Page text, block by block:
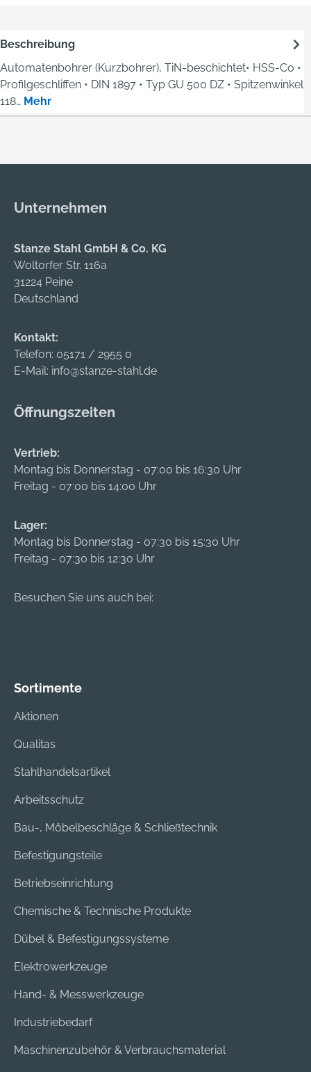
Beschreibung
Automatenbohrer (Kurzbohrer), TiN-beschichtet• HSS-Co •
Profilgeschliffen • DIN 1897 • Typ GU 500 DZ • Spitzenwinkel
118… Mehr
Unternehmen
Stanze Stahl GmbH & Co. KG
Woltorfer Str. 116a
31224 Peine
Deutschland
Kontakt:
Telefon: 05171 / 2955 0
E-Mail: info@stanze-stahl.de
Öffnungszeiten
Vertrieb:
Montag bis Donnerstag - 07:00 bis 16:30 Uhr
Freitag - 07:00 bis 14:00 Uhr
Lager:
Montag bis Donnerstag - 07:30 bis 15:30 Uhr
Freitag - 07:30 bis 12:30 Uhr
Besuchen Sie uns auch bei:
Sortimente
Aktionen
Qualitas
Stahlhandelsartikel
Arbeitsschutz
Bau-, Möbelbeschläge & Schließtechnik
Befestigungsteile
Betriebseinrichtung
Chemische & Technische Produkte
Dübel & Befestigungssysteme
Elektrowerkzeuge
Hand- & Messwerkzeuge
Industriebedarf
Maschinenzubehör & Verbrauchsmaterial